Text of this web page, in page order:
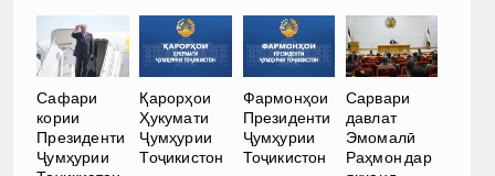
Сафари
кории
Президенти
Ҷумҳурии
Қарорҳои
Ҳукумати
Ҷумҳурии
Тоҷикистон
Фармонҳои
Президенти
Ҷумҳурии
Тоҷикистон
Сарвари
давлат
Эмомалӣ
Раҳмон дар